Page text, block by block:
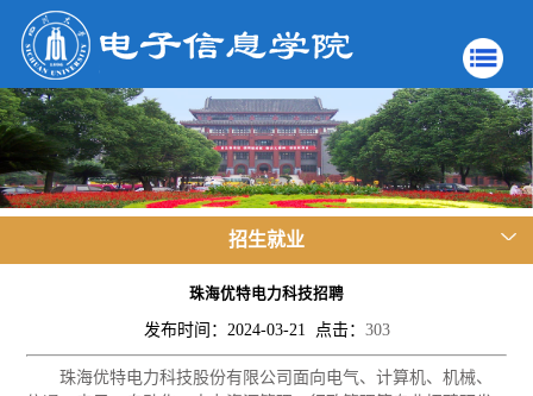
招生就业
珠海优特电力科技招聘
发布时间：2024-03-21 点击： 303
珠海优特电力科技股份有限公司面向电气、计算机、机械、